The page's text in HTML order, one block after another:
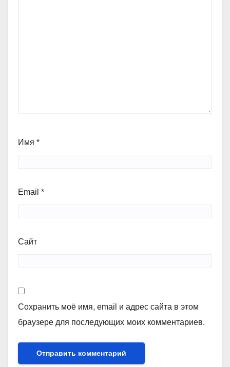
Имя *
Email *
Сайт
Сохранить моё имя, email и адрес сайта в этом
браузере для последующих моих комментариев.